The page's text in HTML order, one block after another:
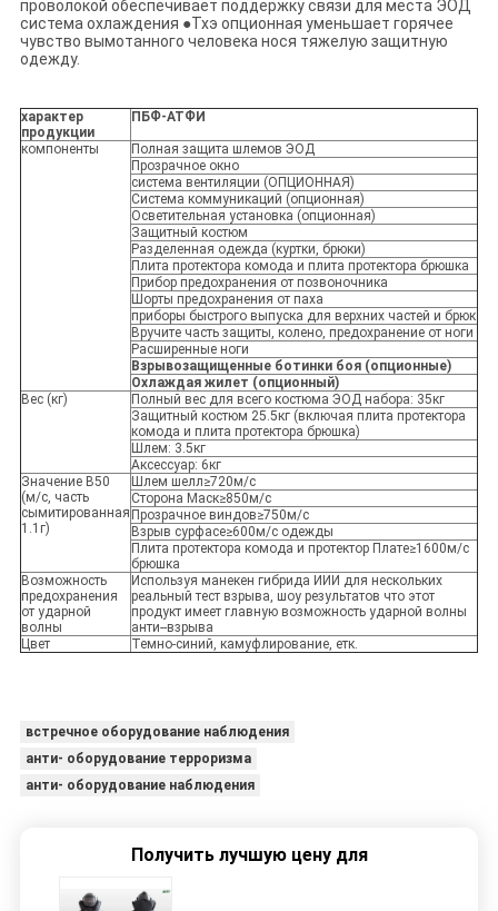
проволокой обеспечивает поддержку связи для места ЭОД
система охлаждения ●Тхэ опционная уменьшает горячее
чувство вымотанного человека нося тяжелую защитную
одежду.
характер
продукции
ПБФ-АТФИ
компоненты
Полная защита шлемов ЭОД
Прозрачное окно
система вентиляции (ОПЦИОННАЯ)
Система коммуникаций (опционная)
Осветительная установка (опционная)
Защитный костюм
Разделенная одежда (куртки, брюки)
Плита протектора комода и плита протектора брюшка
Прибор предохранения от позвоночника
Шорты предохранения от паха
приборы быстрого выпуска для верхних частей и брюк
Вручите часть защиты, колено, предохранение от ноги
Расширенные ноги
Взрывозащищенные ботинки боя (опционные)
Охлаждая жилет (опционный)
Вес (кг)
Полный вес для всего костюма ЭОД набора: 35кг
Защитный костюм 25.5кг (включая плита протектора
комода и плита протектора брюшка)
Шлем: 3.5кг
Аксессуар: 6кг
Значение В50
(м/с, часть
сымитированная
1.1г)
Шлем шелл≥720м/с
Сторона Маск≥850м/с
Прозрачное виндов≥750м/с
Взрыв сурфасе≥600м/с одежды
Плита протектора комода и протектор Плате≥1600м/с
брюшка
Возможность
предохранения
от ударной
волны
Используя манекен гибрида ИИИ для нескольких
реальный тест взрыва, шоу результатов что этот
продукт имеет главную возможность ударной волны
анти--взрыва
Цвет
Темно-синий, камуфлирование, етк.
встречное оборудование наблюдения
анти- оборудование терроризма
анти- оборудование наблюдения
Получить лучшую цену для